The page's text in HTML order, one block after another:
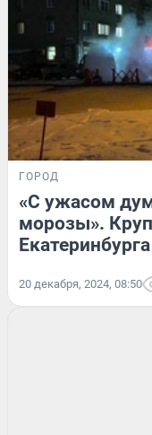
ГОРОД
«С ужасом
морозы».
20 декабря, 2024, 08:50